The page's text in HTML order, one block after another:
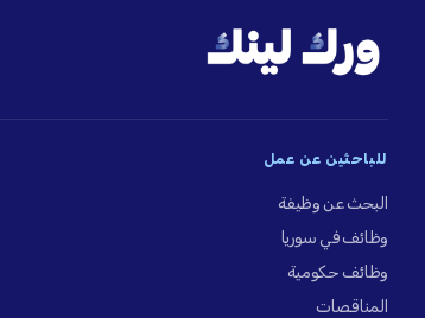
للباحثين عن عمل
البحث عن وظيفة
وظائف في سوريا
وظائف حكومية
المناقصات